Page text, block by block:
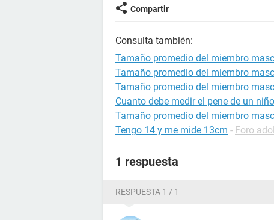
virginidad? ¿Si lograré un tamaño
Sin nada más que decir muchas
respuesta a esto les daría mil
Adiós
Compartir
Consulta también:
Tamaño promedio del miembro
Tamaño promedio del miembro
Tamaño promedio del miembro
Cuanto debe medir el pene de un
Tamaño promedio del miembro
Tengo 14 y me mide 13cm - Foro
1 respuesta
RESPUESTA 1 / 1